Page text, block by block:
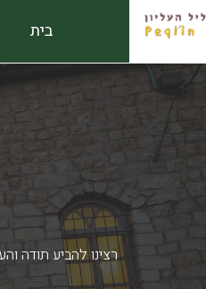
בית
רצינו להביע תודה